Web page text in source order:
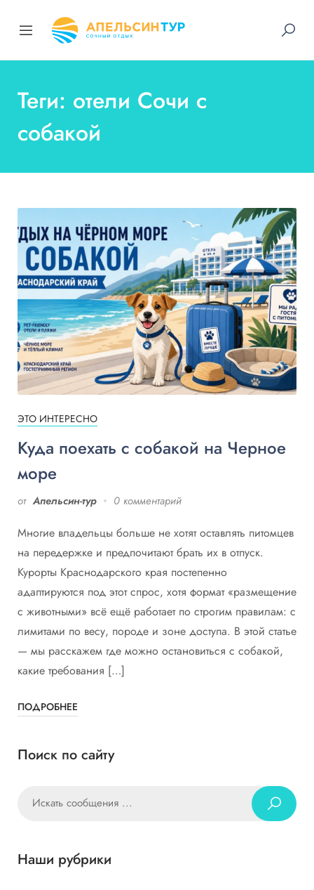
Теги: отели Сочи с
собакой
ЭТО ИНТЕРЕСНО
Куда поехать с собакой на Черное
море
от Апельсин-тур 0 комментарий
Многие владельцы больше не хотят оставлять питомцев
на передержке и предпочитают брать их в отпуск.
Курорты Краснодарского края постепенно
адаптируются под этот спрос, хотя формат «размещение
с животными» всё ещё работает по строгим правилам: с
лимитами по весу, породе и зоне доступа. В этой статье
— мы расскажем где можно остановиться с собакой,
какие требования […]
ПОДРОБНЕЕ
Поиск по сайту
Наши рубрики